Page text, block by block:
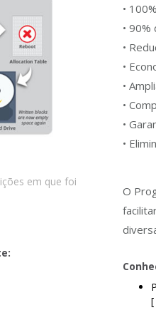
em que foi
•
•
•
•
•
•
•
•
O
[